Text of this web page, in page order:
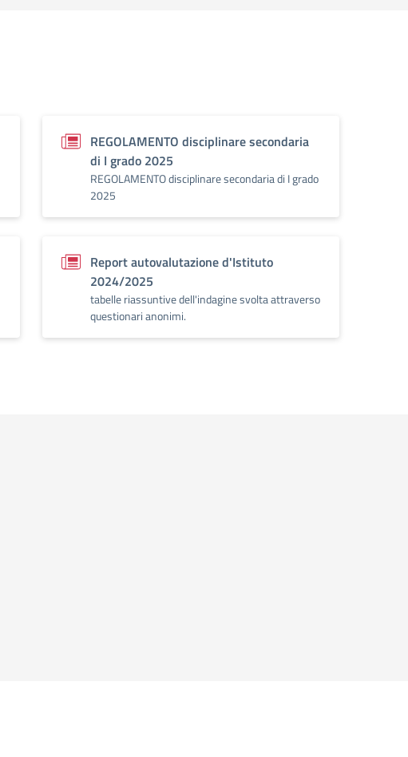
REGOLAMENTO disciplinare secondaria
di I grado 2025
REGOLAMENTO disciplinare secondaria di I grado
2025
Report autovalutazione d'Istituto
2024/2025
tabelle riassuntive dell'indagine svolta attraverso
questionari anonimi.